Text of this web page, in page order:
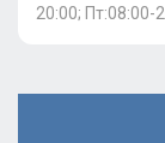
20:00; Пт:08:00-